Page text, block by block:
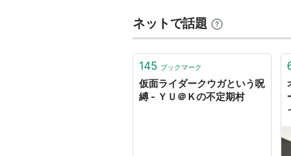
おやっさん（飾玉三郎）…き
朝比奈奈々…水原詩生
松倉本部長…石山雄大
笹山望見…田中恵理（現：
ネットで話題
145 ブックマーク
仮面ライダークウガという呪
縛 - ＹＵ＠Ｋの不定期村